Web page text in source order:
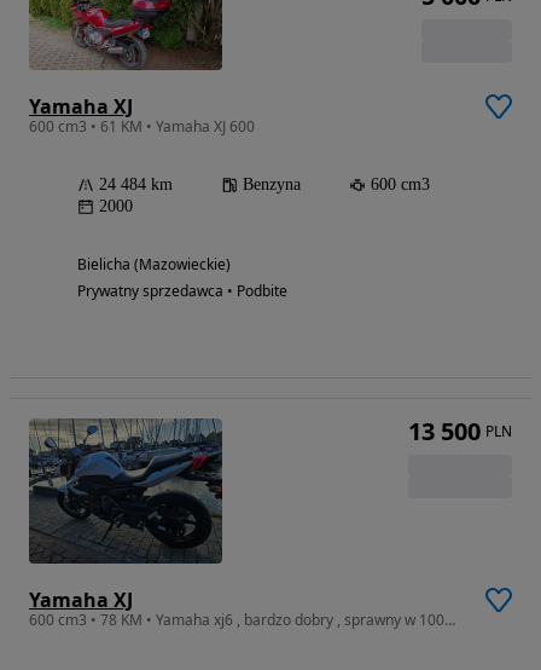
Yamaha XJ
600 cm3 • 61 KM • Yamaha XJ 600
24 484 km Benzyna
600 cm3
2000
Bielicha (Mazowieckie)
Prywatny sprzedawca • Podbite
Yamaha XJ
600 cm3 • 78 KM • Yamaha xj6 , bardzo dobry , sprawny w 100%, serwisy na czas , zaprasza
13 500 PLN